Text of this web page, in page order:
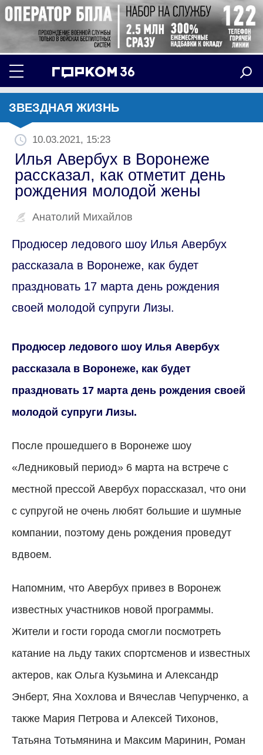
ЗВЕЗДНАЯ ЖИЗНЬ
10.03.2021, 15:23
Илья Авербух в Воронеже
рассказал, как отметит день
рождения молодой жены
Анатолий Михайлов
Продюсер ледового шоу Илья Авербух
рассказала в Воронеже, как будет
праздновать 17 марта день рождения
своей молодой супруги Лизы.
Продюсер ледового шоу Илья Авербух
рассказала в Воронеже, как будет
праздновать 17 марта день рождения своей
молодой супруги Лизы.
После прошедшего в Воронеже шоу
«Ледниковый период» 6 марта на встрече с
местной прессой Авербух порассказал, что они
с супругой не очень любят большие и шумные
компании, поэтому день рождения проведут
вдвоем.
Напомним, что Авербух привез в Воронеж
известных участников новой программы.
Жители и гости города смогли посмотреть
катание на льду таких спортсменов и известных
актеров, как Ольга Кузьмина и Александр
Энберт, Яна Хохлова и Вячеслав Чепурченко, а
также Мария Петрова и Алексей Тихонов,
Татьяна Тотьмянина и Максим Маринин, Роман